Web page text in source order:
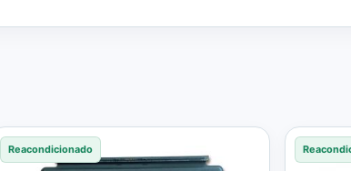
Reacondicionado